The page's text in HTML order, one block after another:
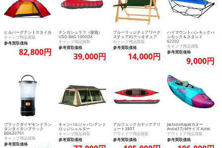
ヒルバーグテントスタイカ
キャンプ用品買取
参考買取価格
82,800円
ナンガシュラフ（寝袋）
UDD BAG 1000DX
キャンプ用品買取
参考買取価格
39,000円
ブルーリッジチェアワーク
スチェアXLデッキチェア
キャンプ用品買取
参考買取価格
14,000円
ハイマウントハンモックハ
ンモック＆スタンド
62202
キャンプ用品買取
参考買取価格
9,000円
ブラックダイヤモンドラン
タンタイタンブラック
BD620701
キャンプ用品買取
参考買取価格
キャンパルジャパンテント
ロッジシェルター
キャンプ用品買取
参考買取価格
アルフェックカヤックアリ
ュート380T
アウトドア用品買取
参考買取価格
JacksonKayakカヌー
Antix(17) Mサイズ Aztec
アウトドア用品買取
参考買取価格